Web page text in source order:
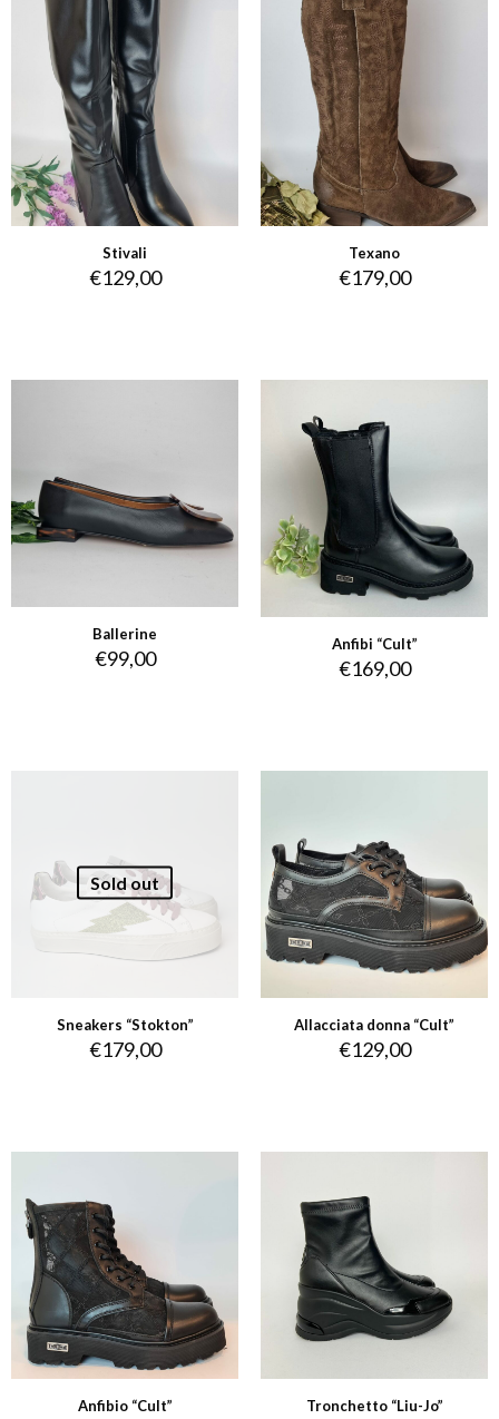
Stivali
€129,00
Texano
€179,00
Ballerine
€99,00
Anfibi “Cult”
€169,00
Sold out
Sneakers “Stokton”
€179,00
Allacciata donna “Cult”
€129,00
Anfibio “Cult” Tronchetto “Liu-Jo”